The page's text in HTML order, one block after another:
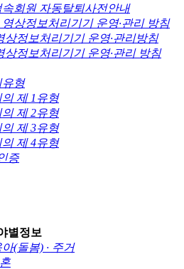
속회원 자동탈퇴사전안내
영상정보처리기기 운영·관리 방침
상정보처리기기 운영·관리방침
상정보처리기기 운영·관리 방침
유형
제 1유형
제 2유형
제 3유형
제 4유형
증
별정보
아(돌봄) · 주거